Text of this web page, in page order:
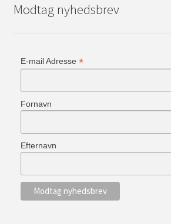
Modtag nyhedsbrev
E-mail Adresse *
Fornavn
Efternavn